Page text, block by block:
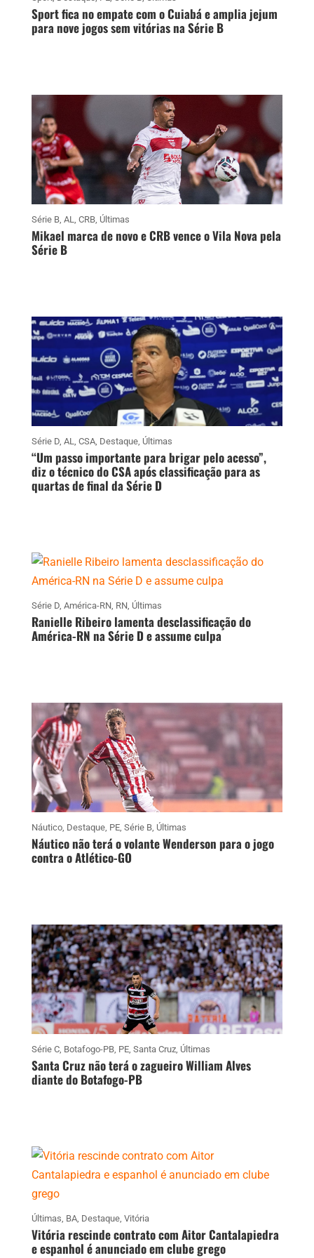
Sport fica no empate com o Cuiabá e amplia jejum
para nove jogos sem vitórias na Série B
Série B, AL, CRB, Últimas
Mikael marca de novo e CRB vence o Vila Nova pela
Série B
Série D, AL, CSA, Destaque, Últimas
“Um passo importante para brigar pelo acesso”,
diz o técnico do CSA após classificação para as
quartas de final da Série D
Série D, América-RN, RN, Últimas
Ranielle Ribeiro lamenta desclassificação do
América-RN na Série D e assume culpa
Náutico, Destaque, PE, Série B, Últimas
Náutico não terá o volante Wenderson para o jogo
contra o Atlético-GO
Série C, Botafogo-PB, PE, Santa Cruz, Últimas
Santa Cruz não terá o zagueiro William Alves
diante do Botafogo-PB
Últimas, BA, Destaque, Vitória
Vitória rescinde contrato com Aitor Cantalapiedra
e espanhol é anunciado em clube grego